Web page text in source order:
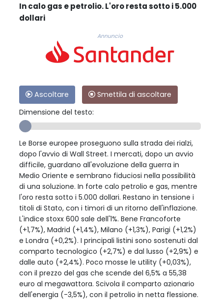
In calo gas e petrolio. L'oro resta sotto i 5.000
dollari
Annuncio
Ascoltare
Smettila di ascoltare
Dimensione del testo:
Le Borse europee proseguono sulla strada dei rialzi,
dopo l'avvio di Wall Street. I mercati, dopo un avvio
difficile, guardano all'evoluzione della guerra in
Medio Oriente e sembrano fiduciosi nella possibilità
di una soluzione. In forte calo petrolio e gas, mentre
l'oro resta sotto i 5.000 dollari. Restano in tensione i
titoli di Stato, con i timori di un ritorno dell'inflazione.
L'indice stoxx 600 sale dell'1%. Bene Francoforte
(+1,7%), Madrid (+1,4%), Milano (+1,3%), Parigi (+1,2%)
e Londra (+0,2%). I principali listini sono sostenuti dal
comparto tecnologico (+2,7%) e dal lusso (+2,9%) e
dalle auto (+2,4%). Poco mosse le utility (+0,03%),
con il prezzo del gas che scende del 6,5% a 55,38
euro al megawattora. Scivola il comparto azionario
dell'energia (-3,5%), con il petrolio in netta flessione.